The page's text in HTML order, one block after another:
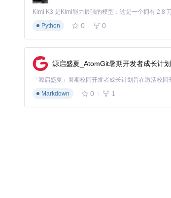
Python
0 0
源启盛夏_AtomGit暑期开发者成长计划
Markdown
0 1